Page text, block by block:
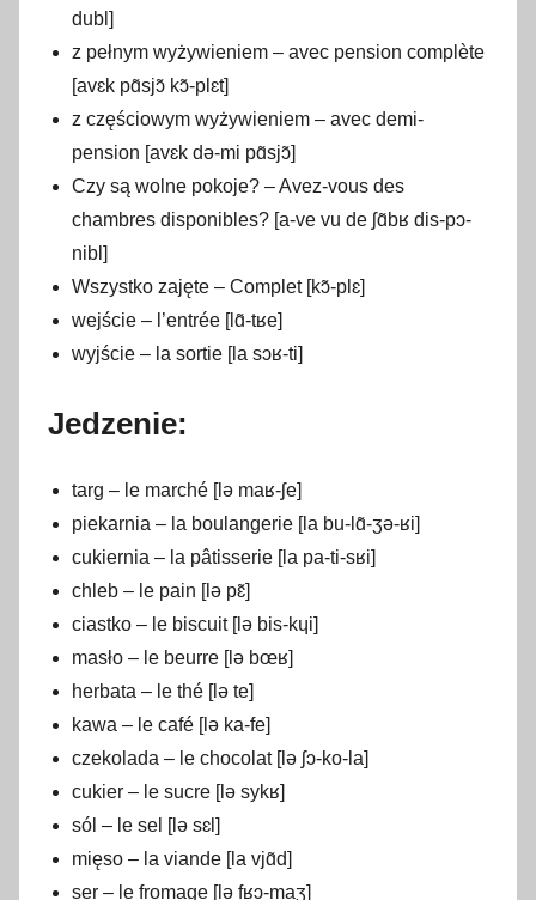
dubl]
z pełnym wyżywieniem – avec pension complète
[avɛk pɑ̃sjɔ̃ kɔ̃-plɛt]
z częściowym wyżywieniem – avec demi-
pension [avɛk də-mi pɑ̃sjɔ̃]
Czy są wolne pokoje? – Avez-vous des
chambres disponibles? [a-ve vu de ʃɑ̃bʁ dis-pɔ-
nibl]
Wszystko zajęte – Complet [kɔ̃-plɛ]
wejście – l’entrée [lɑ̃-tʁe]
wyjście – la sortie [la sɔʁ-ti]
Jedzenie:
targ – le marché [lə maʁ-ʃe]
piekarnia – la boulangerie [la bu-lɑ̃-ʒə-ʁi]
cukiernia – la pâtisserie [la pa-ti-sʁi]
chleb – le pain [lə pɛ̃]
ciastko – le biscuit [lə bis-kɥi]
masło – le beurre [lə bœʁ]
herbata – le thé [lə te]
kawa – le café [lə ka-fe]
czekolada – le chocolat [lə ʃɔ-ko-la]
cukier – le sucre [lə sykʁ]
sól – le sel [lə sɛl]
mięso – la viande [la vjɑ̃d]
ser – le fromage [lə fʁɔ-maʒ]